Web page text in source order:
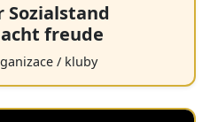
freude
/ kluby